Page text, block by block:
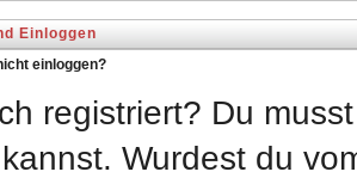
Einloggen
einloggen?
registriert? Du
Wurdest du